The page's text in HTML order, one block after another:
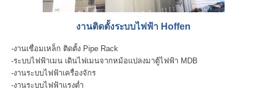
งานติดตั้งระบบไฟฟ้า Hoffen
-งานเชื่อมเหล็ก ติดตั้ง Pipe Rack
-ระบบไฟฟ้าเมน เดินไฟเมนจากหม้อแปลงมาตู้ไฟฟ้า MDB
-งานระบบไฟฟ้าเครื่องจักร
-งานระบบไฟฟ้าแรงต่ำ